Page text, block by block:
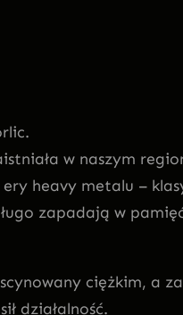
w naszym
ery heavy metalu –
zapadają w
ciężkim, a
działalność.